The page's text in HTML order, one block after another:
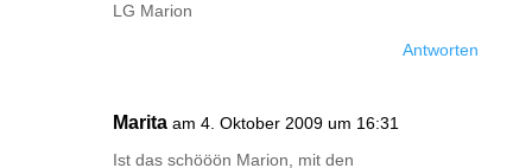
LG Marion
Antworten
Marita am 4. Oktober 2009 um 16:31
Ist das schööön Marion, mit den